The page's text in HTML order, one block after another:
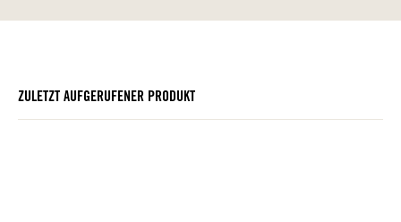
ZULETZT AUFGERUFENER PRODUKT